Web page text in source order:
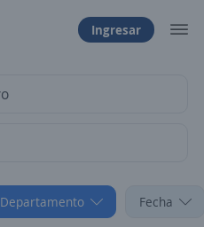
Ingresar
Departamento Fecha